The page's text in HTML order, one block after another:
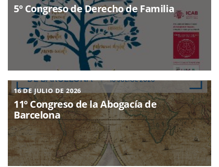
5º Congreso de Derecho de Familia
16 DE JULIO DE 2026
11º Congreso de la Abogacía de
Barcelona